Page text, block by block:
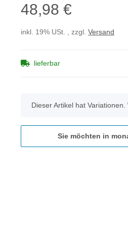
48,98 €
inkl. 19% USt. , zzgl. Versand
lieferbar
x
Dieser Artikel hat
Sie möchten in